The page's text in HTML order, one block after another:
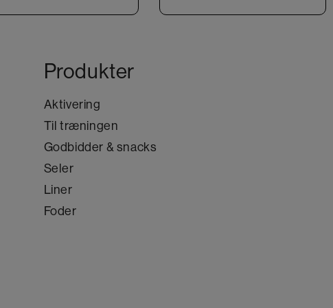
Produkter
Aktivering
Til træningen
Godbidder & snacks
Seler
Liner
Foder